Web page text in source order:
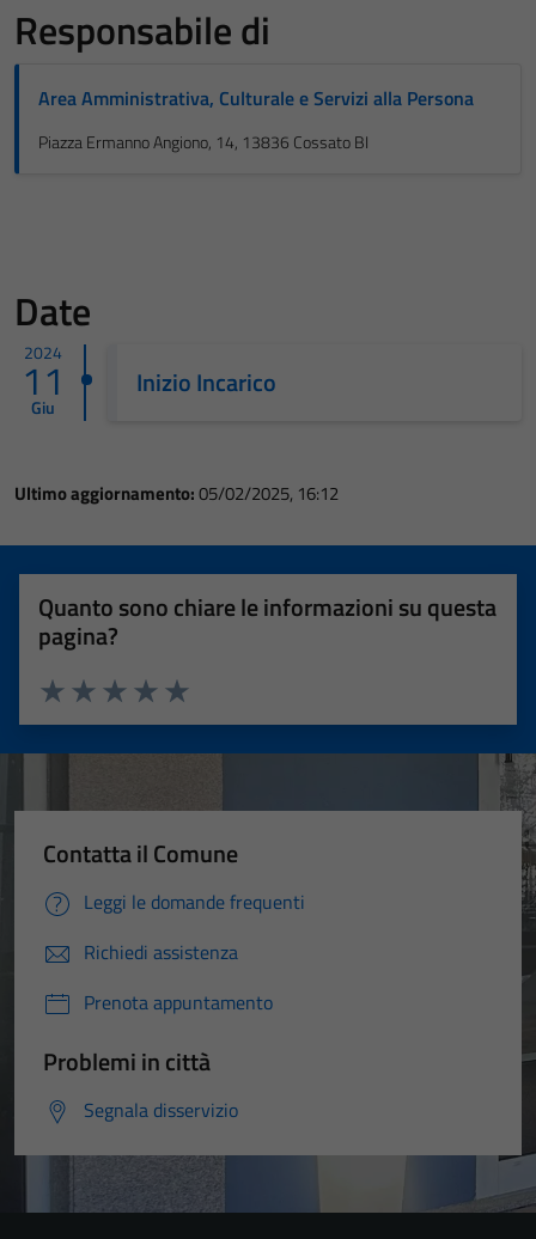
Responsabile di
Area Amministrativa, Culturale e Servizi alla Persona
Piazza Ermanno Angiono, 14, 13836 Cossato BI
Date
2024
11
Giu
Inizio Incarico
Ultimo aggiornamento:05/02/2025, 16:12
Quanto sono chiare le informazioni su questa
pagina?
Valuta 5 stelle su 5
Valuta 4 stelle su 5
Valuta 3 stelle su 5
Valuta 2 stelle su 5
Valuta 1 stelle su 5
Contatta il Comune
Leggi le domande frequenti
Richiedi assistenza
Prenota appuntamento
Problemi in città
Segnala disservizio